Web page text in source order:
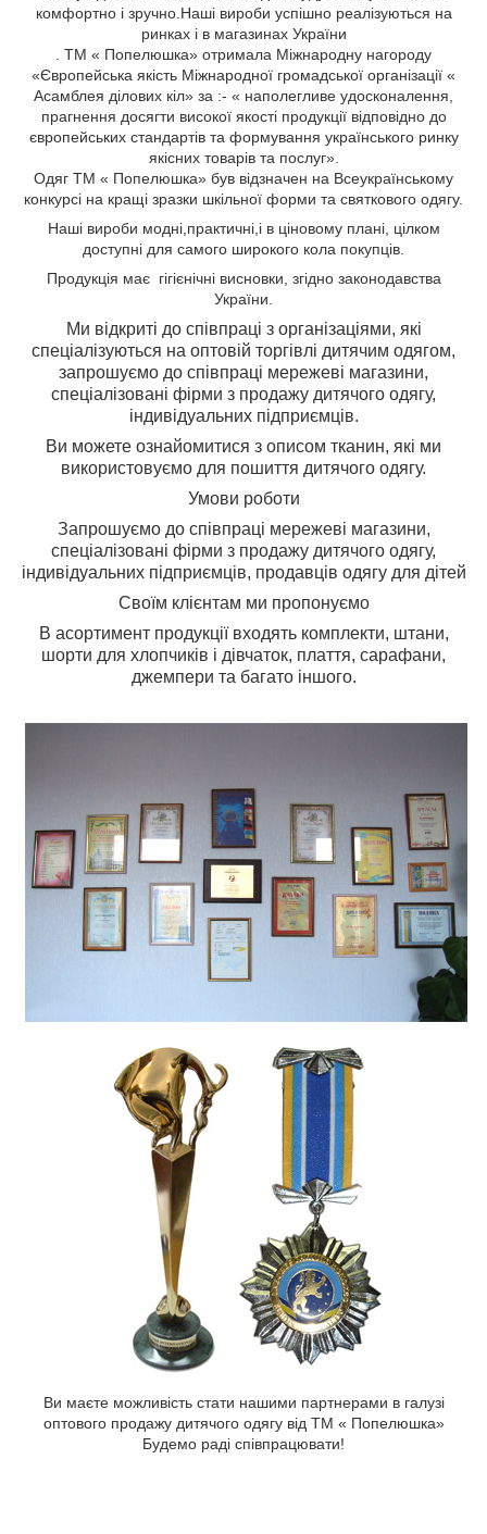
комфортно і зручно.Наші вироби успішно реалізуються на
ринках і в магазинах України
. ТМ « Попелюшка» отримала Міжнародну нагороду
«Європейська якість Міжнародної громадської організації «
Асамблея ділових кіл» за :- « наполегливе удосконалення,
прагнення досягти високої якості продукції відповідно до
європейських стандартів та формування українського ринку
якісних товарів та послуг».
Одяг ТМ « Попелюшка» був відзначен на Всеукраїнському
конкурсі на кращі зразки шкільної форми та святкового одягу.
Наші вироби модні,практичні,ів ціновому плані, цілком
доступні для самого широкого кола покупців.
Продукція має гігієнічні висновки, згідно законодавства
України.
Ми відкриті до співпраці з організаціями, які
спеціалізуються на оптовій торгівлі дитячим одягом,
запрошуємо до співпраці мережеві магазини,
спеціалізовані фірми з продажу дитячого одягу,
індивідуальних підприємців.
Ви можете ознайомитися з описом тканин, які ми
використовуємо для пошиття дитячого одягу.
Умови роботи
Запрошуємо до співпраці мережеві магазини,
спеціалізовані фірми з продажу дитячого одягу,
індивідуальних підприємців, продавців одягу для дітей
Своїм клієнтам ми пропонуємо
В асортимент продукції входять комплекти, штани,
шорти для хлопчиків і дівчаток, плаття, сарафани,
джемпери та багато іншого.
Ви маєте можливість стати нашими партнерами в галузі
оптового продажу дитячого одягу від ТМ « Попелюшка»
Будемо раді співпрацювати!